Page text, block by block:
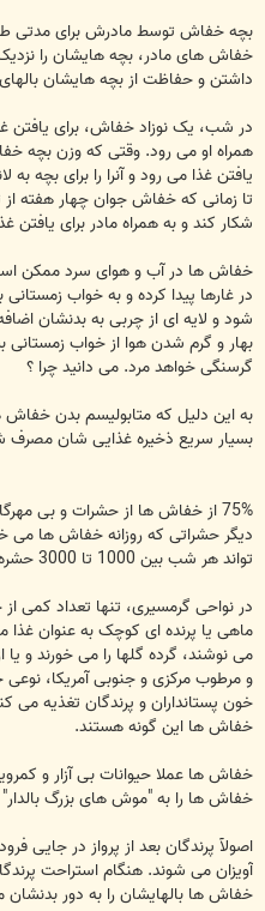
بچه خفاش توسط مادرش برای مدتی
خفاش های مادر، بچه هایشان را
داشتن و حفاظت از بچه هایشان
در شب، یک نوزاد خفاش، برای
همراه او می رود. وقتی که وزن بچه
یافتن غذا می رود و آنرا را برای بچه
تا زمانی که خفاش جوان چهار هفته
شکار کند و به همراه مادر برای یافتن
خفاش ها در آب و هوای سرد ممکن است
در غارها پیدا کرده و به خواب
شود و لایه ای از چربی به بدنشان
بهار و گرم شدن هوا از خواب زمستانی
گرسنگی خواهد مرد. می دانید چرا ؟
به این دلیل که متابولیسم بدن
بسیار سریع ذخیره غذایی شان مصرف
75% از خفاش ها از حشرات و بی
دیگر حشراتی که روزانه خفاش ها
تواند هر شب بین 1000 تا 3000 حشره را بخورد!
در نواحی گرمسیری، تنها تعداد کمی
ماهی یا پرنده ای کوچک به عنوان
می نوشند، گرده گلها را می خورند و
و مرطوب مرکزی و جنوبی آمریکا،
خون پستانداران و پرندگان تغذیه می
خفاش ها این گونه هستند.
خفاش ها عملا حیوانات بی آزار و
خفاش ها را به "موش های بزرگ
اصولآ پرندگان بعد از پرواز در جایی
آویزان می شوند. هنگام استراحت
خفاش ها بالهایشان را به دور